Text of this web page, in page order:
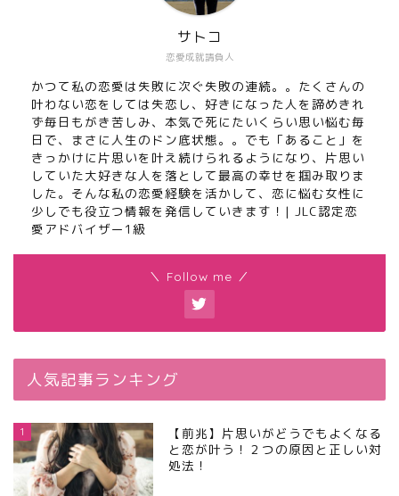
恋愛成就請負人
サトコ
かつて私の恋愛は失敗に次ぐ失敗の連続。。たくさんの
叶わない恋をしては失恋し、好きになった人を諦めきれ
ず毎日もがき苦しみ、本気で死にたいくらい思い悩む毎
日で、まさに人生のドン底状態。。でも「あること」を
きっかけに片思いを叶え続けられるようになり、片思い
していた大好きな人を落として最高の幸せを掴み取りま
した。そんな私の恋愛経験を活かして、恋に悩む女性に
少しでも役立つ情報を発信していきます！| JLC認定恋
愛アドバイザー1級
＼ Follow me ／
人気記事ランキング
1
【前兆】片思いがどうでもよくなる
と恋が叶う！２つの原因と正しい対
処法！